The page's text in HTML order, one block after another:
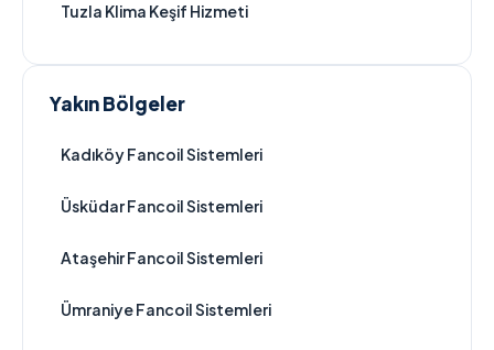
Tuzla Klima Keşif Hizmeti
Yakın Bölgeler
Kadıköy Fancoil Sistemleri
Üsküdar Fancoil Sistemleri
Ataşehir Fancoil Sistemleri
Ümraniye Fancoil Sistemleri